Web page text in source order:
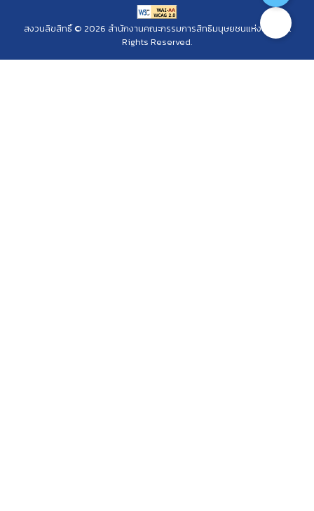
สงวนลิขสิทธิ์ © 2026 สำนักงานคณะกรรมการสิทธิมนุษยชนแห่งชาติ. All
Rights Reserved.